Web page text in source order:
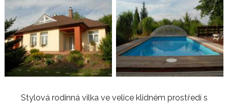
Stylová rodinná vilka ve velice klidném prostředí s